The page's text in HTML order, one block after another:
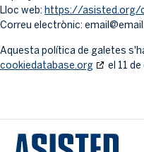
Lloc web: https://asisted.org/
Correu electrònic: email@
Aquesta política de galetes
cookiedatabase.org
el 11